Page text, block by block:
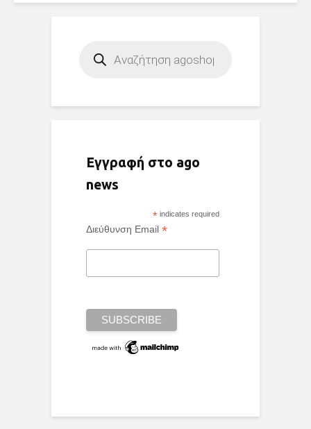
search
Εγγραφή στο ago
news
* indicates required
Διεύθυνση Email *